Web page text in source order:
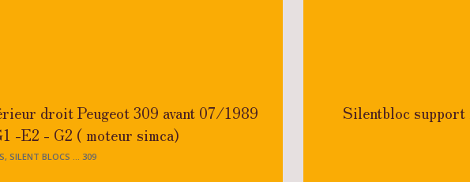
droit Peugeot 309 avant 07/1989
-E2 - G2 ( moteur simca)
SILENT BLOCS ... 309
Silentbloc